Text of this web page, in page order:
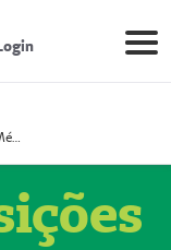
Prestador Centro Médico Vitória Ltda, 51004350-4: Centro Médico Vitória Ltda (Nome Fantasia: Policlínica Master)